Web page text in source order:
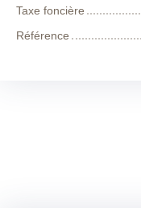
Taxe foncière
Référence